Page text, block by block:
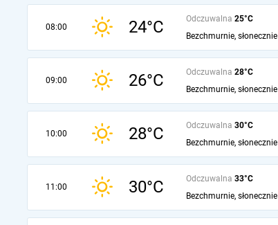
08:00 24°C Odczuwalna 25°C
Bezchmurnie, słonecznie
09:00 26°C Odczuwalna 28°C
Bezchmurnie, słonecznie
10:00 28°C Odczuwalna 30°C
Bezchmurnie, słonecznie
11:00 30°C Odczuwalna 33°C
Bezchmurnie, słonecznie